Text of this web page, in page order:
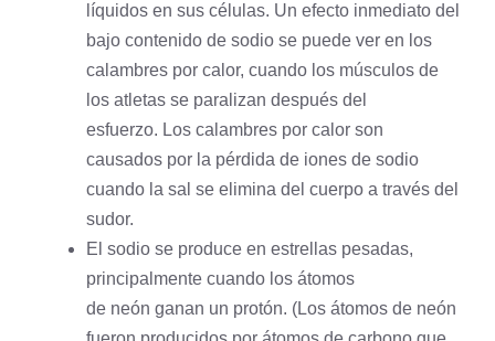
líquidos en sus células. Un efecto inmediato del
bajo contenido de sodio se puede ver en los
calambres por calor, cuando los músculos de
los atletas se paralizan después del
esfuerzo. Los calambres por calor son
causados ​​por la pérdida de iones de sodio
cuando la sal se elimina del cuerpo a través del
sudor.
El sodio se produce en estrellas pesadas,
principalmente cuando los átomos
de neón ganan un protón. (Los átomos de neón